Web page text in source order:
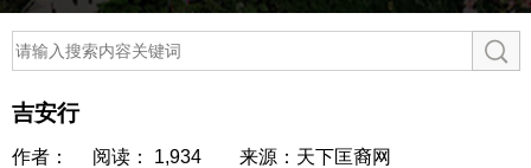
吉安行
作者： 阅读： 1,934 来源：天下匡裔网